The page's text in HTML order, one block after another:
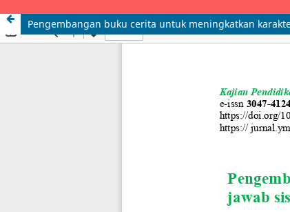
Pengembangan buku cerita untuk meningkatkan
KAJIAN PENDIDIKAN, SENI, BUDAYA, SOSIAL DAN